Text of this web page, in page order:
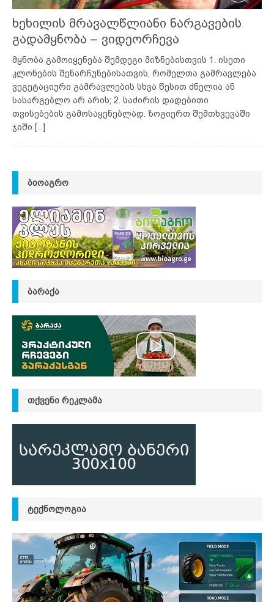
ხეხილის მრავალწლიანი ნარგავების
გადამყნობა – ვიდეორჩევა
მყნობა გამოიყენება შემდეგი მიზნებისთვის 1. ისეთი
კლონების შენარჩუნებისათვის, რომელთა გამრავლება
ვეგეტაციური გამრავლების სხვა წესით ძნელია ან
სასარგებლო არ არის; 2. საძირის დადებითი
თვისებების გამოსაყენებლად. ზოგიერთ შემთხვევაში
ჯიში [...]
ᲑᲘᲝᲐᲒᲠᲝ
ᲑᲐᲠᲐᲥᲐ
ᲗᲥᲕᲔᲜᲘ ᲠᲔᲙᲚᲐᲛᲐ
ᲢᲔᲥᲜᲝᲚᲝᲒᲘᲐ